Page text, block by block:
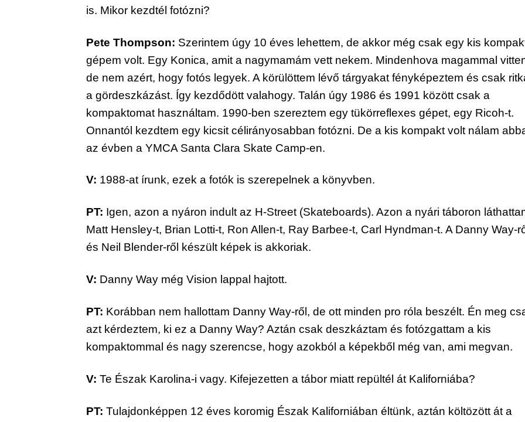
is. Mikor kezdtél fotózni?
Pete Thompson: Szerintem úgy 10 éves lehettem, de akkor még csak egy kis
gépem volt. Egy Konica, amit a nagymamám vett nekem. Mindenhova magammal
de nem azért, hogy fotós legyek. A körülöttem lévő tárgyakat fényképeztem és csak
a gördeszkázást. Így kezdődött valahogy. Talán úgy 1986 és 1991 között csak a
kompaktomat használtam. 1990-ben szereztem egy tükörreflexes gépet, egy Ricoh-t.
Onnantól kezdtem egy kicsit célirányosabban fotózni. De a kis kompakt volt nálam
az évben a YMCA Santa Clara Skate Camp-en.
V: 1988-at írunk, ezek a fotók is szerepelnek a könyvben.
PT: Igen, azon a nyáron indult az H-Street (Skateboards). Azon a nyári táboron
Matt Hensley-t, Brian Lotti-t, Ron Allen-t, Ray Barbee-t, Carl Hyndman-t. A Danny Way-
és Neil Blender-ről készült képek is akkoriak.
V: Danny Way még Vision lappal hajtott.
PT: Korábban nem hallottam Danny Way-ről, de ott minden pro róla beszélt. Én meg
azt kérdeztem, ki ez a Danny Way? Aztán csak deszkáztam és fotózgattam a kis
kompaktommal és nagy szerencse, hogy azokból a képekből még van, ami megvan.
V: Te Észak Karolina-i vagy. Kifejezetten a tábor miatt repültél át Kaliforniába?
PT: Tulajdonképpen 12 éves koromig Észak Kaliforniában éltünk, aztán költözött át a